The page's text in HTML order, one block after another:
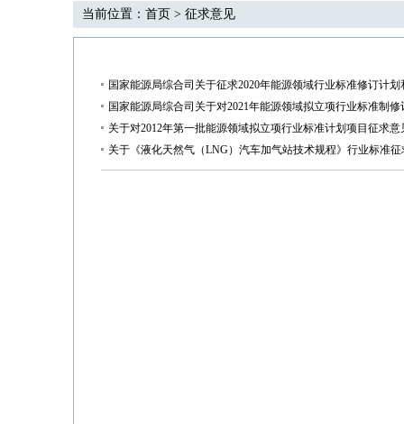
当前位置： 首页 > 征求意见
国家能源局综合司关于征求2020年能源领域行业标准修订计
国家能源局综合司关于对2021年能源领域拟立项行业标准制
关于对2012年第一批能源领域拟立项行业标准计划项目征求意
关于《液化天然气（LNG）汽车加气站技术规程》行业标准